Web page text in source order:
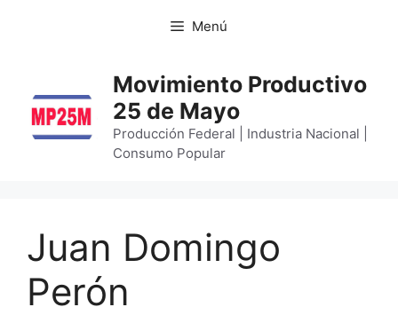
Menú
Movimiento Productivo
25 de Mayo
Producción Federal | Industria Nacional |
Consumo Popular
Juan Domingo
Perón